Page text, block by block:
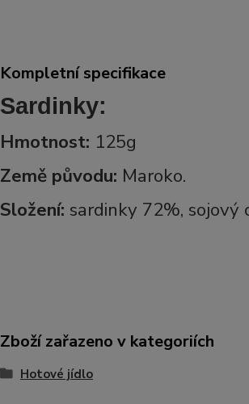
Kompletní specifikace
Sardinky:
Hmotnost: 125g
Země původu: Maroko.
Složení: sardinky 72%, sojový
Zboží zařazeno v kategoriích
Hotové jídlo